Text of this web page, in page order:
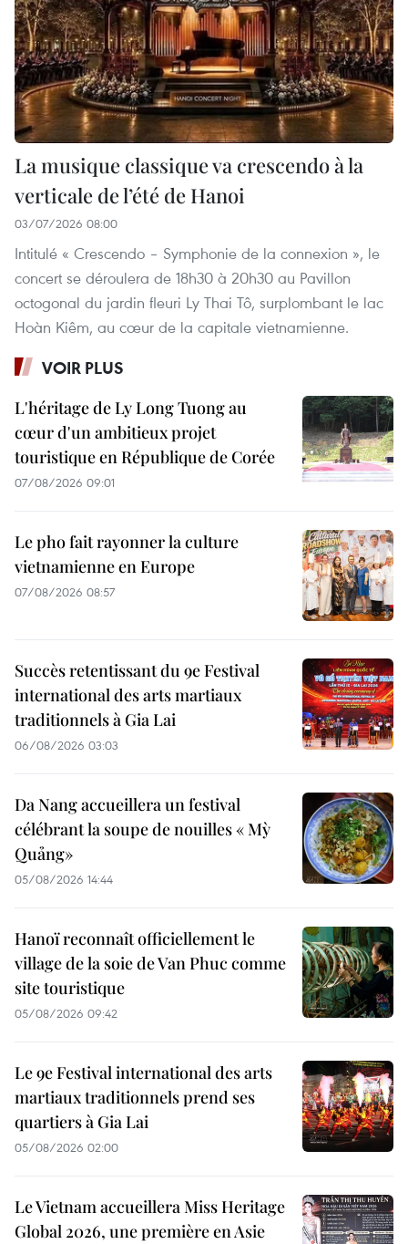
La musique classique va crescendo à la
verticale de l’été de Hanoi
03/07/2026 08:00
Intitulé « Crescendo – Symphonie de la connexion », le
concert se déroulera de 18h30 à 20h30 au Pavillon
octogonal du jardin fleuri Ly Thai Tô, surplombant le lac
Hoàn Kiêm, au cœur de la capitale vietnamienne.
VOIR PLUS
L'héritage de Ly Long Tuong au
cœur d'un ambitieux projet
touristique en République de Corée
07/08/2026 09:01
Le pho fait rayonner la culture
vietnamienne en Europe
07/08/2026 08:57
Succès retentissant du 9e Festival
international des arts martiaux
traditionnels à Gia Lai
06/08/2026 03:03
Da Nang accueillera un festival
célébrant la soupe de nouilles « Mỳ
Quảng»
05/08/2026 14:44
Hanoï reconnaît officiellement le
village de la soie de Van Phuc comme
site touristique
05/08/2026 09:42
Le 9e Festival international des arts
martiaux traditionnels prend ses
quartiers à Gia Lai
05/08/2026 02:00
Le Vietnam accueillera Miss Heritage
Global 2026, une première en Asie